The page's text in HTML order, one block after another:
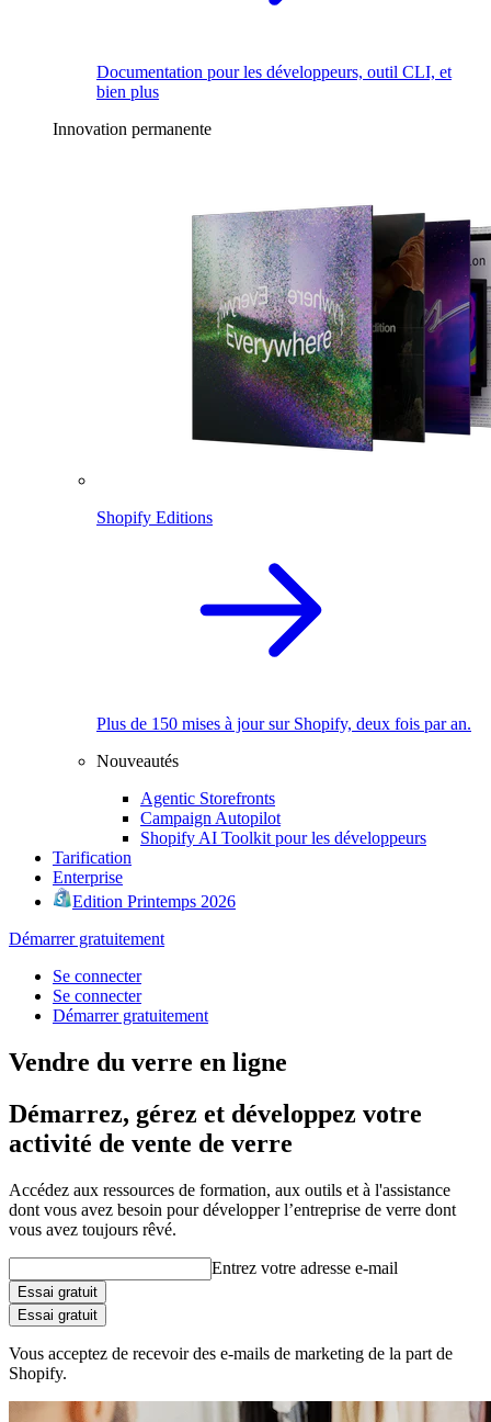
Documentation pour les développeurs, outil CLI, et
bien plus
Innovation permanente
Shopify Editions
Plus de 150 mises à jour sur Shopify, deux fois par an.
Nouveautés
Agentic Storefronts
Campaign Autopilot
Shopify AI Toolkit pour les développeurs
Tarification
Enterprise
Edition Printemps 2026
Démarrer gratuitement
Se connecter
Se connecter
Démarrer gratuitement
Vendre du verre en ligne
Démarrez, gérez et développez votre
activité de vente de verre
Accédez aux ressources de formation, aux outils et à l'assistance
dont vous avez besoin pour développer l’entreprise de verre dont
vous avez toujours rêvé.
Entrez votre adresse e-mail
Essai gratuit
Essai gratuit
Vous acceptez de recevoir des e-mails de marketing de la part de
Shopify.